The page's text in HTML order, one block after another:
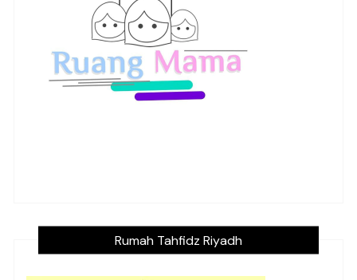
Rumah Tahfidz Riyadh